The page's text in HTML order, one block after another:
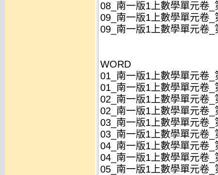
08_南一版1上數學單元卷
09_南一版1上數學單元卷
09_南一版1上數學單元卷
WORD
01_南一版1上數學單元卷
01_南一版1上數學單元卷
02_南一版1上數學單元卷
02_南一版1上數學單元卷
03_南一版1上數學單元卷
03_南一版1上數學單元卷
04_南一版1上數學單元卷
04_南一版1上數學單元卷
05_南一版1上數學單元卷